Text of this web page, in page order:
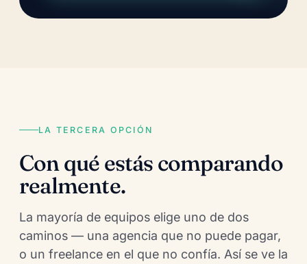
LA TERCERA OPCIÓN
Con qué estás comparando
realmente.
La mayoría de equipos elige uno de dos
caminos — una agencia que no puede pagar,
o un freelance en el que no confía. Así se ve la